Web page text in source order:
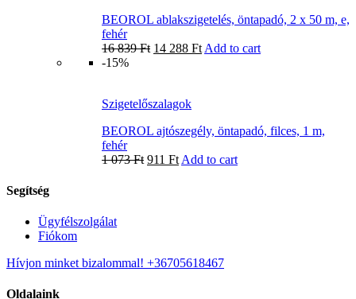
BEOROL ablakszigetelés, öntapadó, 2 x 50 m, e,
fehér
16 839Ft 14 288 Ft Add to cart
-15%
Szigetelőszalagok
BEOROL ajtószegély, öntapadó, filces, 1 m,
fehér
1 073Ft 911 Ft Add to cart
Segítség
Ügyfélszolgálat
Fiókom
Hívjon minket bizalommal! +36705618467
Oldalaink